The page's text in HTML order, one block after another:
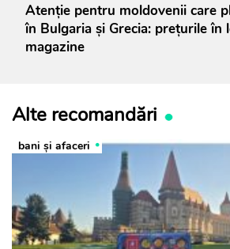
Atenție pentru moldovenii care
în Bulgaria și Grecia: prețurile în
magazine
Alte recomandări
bani și afaceri